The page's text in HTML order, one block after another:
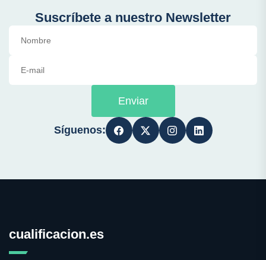
Suscríbete a nuestro Newsletter
Enviar
Síguenos:
cualificacion.es